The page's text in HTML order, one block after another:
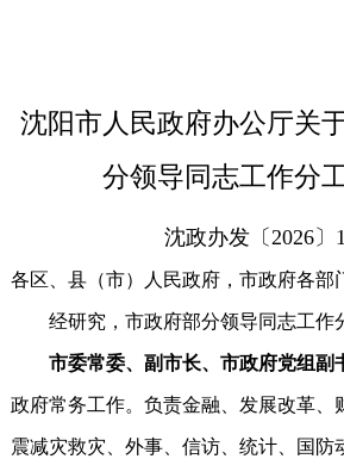
沈阳市人民政府办公厅关
分领导同志工作分
沈政办发〔2026〕
各区、县（市）人民政府，市政府各部
经研究，市政府部分领导同志工作
市委常委、副市长、市政府党组
政府常务工作。负责金融、发展改革、
震减灾救灾、外事、信访、统计、国防